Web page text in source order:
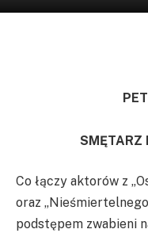
SMĘTARZ
Co łączy aktorów z
oraz
podstępem zwabieni